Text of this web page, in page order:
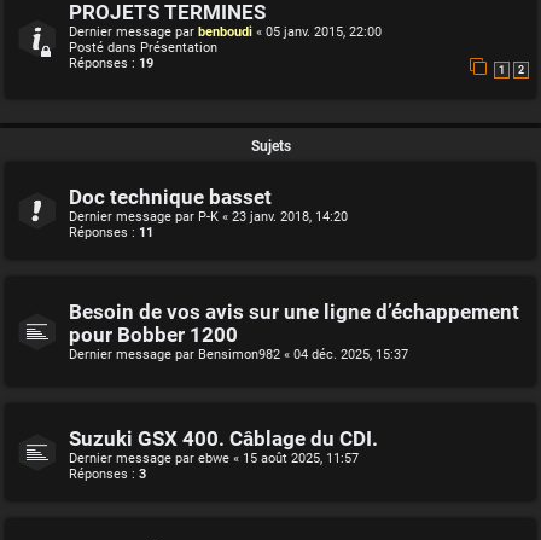
PROJETS TERMINES
Dernier message par benboudi « 05 janv. 2015, 22:00
Posté dans Présentation
Réponses : 19 1 2
Sujets
Doc technique basset
Dernier message par P-K « 23 janv. 2018, 14:20
Réponses : 11
Besoin de vos avis sur une ligne d’échappement
pour Bobber 1200
Dernier message par Bensimon982 « 04 déc. 2025, 15:37
Suzuki GSX 400. Câblage du CDI.
Dernier message par ebwe « 15 août 2025, 11:57
Réponses : 3